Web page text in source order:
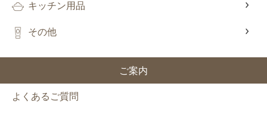
キッチン用品
その他
ご案内
よくあるご質問